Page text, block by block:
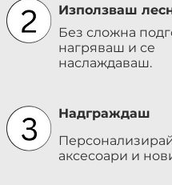
Използваш
Без сложна
нагряваш и се
наслаждаваш.
Надграждаш
аксесоари и